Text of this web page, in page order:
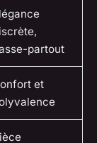
partout
et